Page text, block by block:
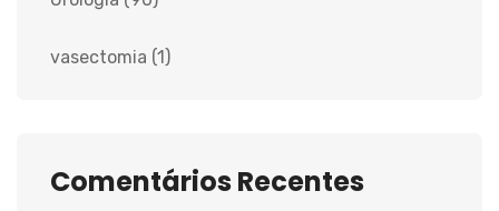
vasectomia (1)
Comentários Recentes